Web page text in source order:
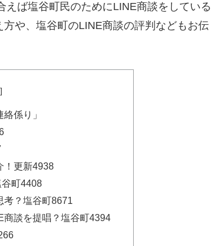
ば塩谷町民のためにLINE商談をしている
や、塩谷町のLINE商談の評判などもお伝
係り」
！更新4938
町4408
考？塩谷町8671
談を提唱？塩谷町4394